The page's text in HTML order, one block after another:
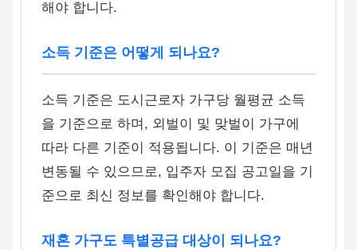
해야 합니다.
소득 기준은 어떻게 되나요?
소득 기준은 도시근로자 가구당 월평균 소득
을 기준으로 하며, 외벌이 및 맞벌이 가구에
따라 다른 기준이 적용됩니다. 이 기준은 매년
변동될 수 있으므로, 입주자 모집 공고일을 기
준으로 최신 정보를 확인해야 합니다.
재혼 가구도 특별공급 대상이 되나요?